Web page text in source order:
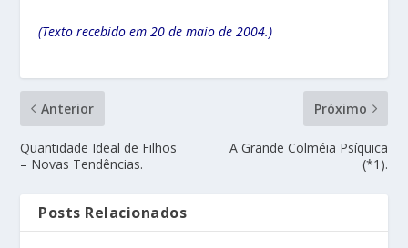
(Texto recebido em 20 de maio de 2004.)
Anterior
Quantidade Ideal de Filhos
– Novas Tendências.
Próximo
A Grande Colméia Psíquica
(*1).
Posts Relacionados